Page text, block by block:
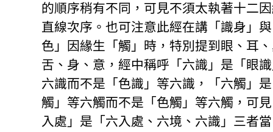
的順序稍有不同，可見不須太執著十二
直線次序。也可注意此經在講「識身」
色」因緣生「觸」時，特別提到眼、耳
舌、身、意，經中稱呼「六識」是「眼
六識而不是「色識」等六識，「六觸」
觸」等六觸而不是「色觸」等六觸，可
入處」是「六入處、六境、六識」三者